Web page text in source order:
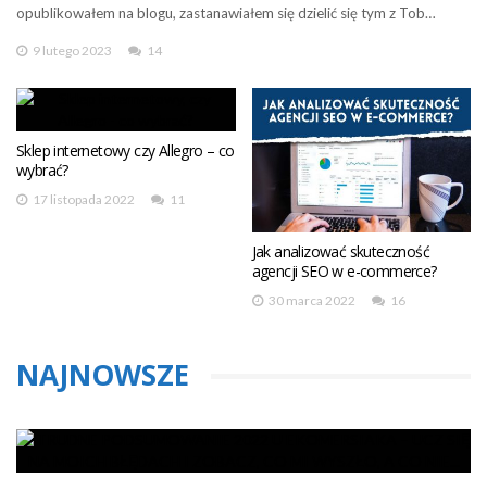
opublikowałem na blogu, zastanawiałem się dzielić się tym z Tob…
9 lutego 2023 14
Sklep internetowy czy Allegro – co
wybrać?
17 listopada 2022 11
Jak analizować skuteczność
agencji SEO w e-commerce?
30 marca 2022 16
NAJNOWSZE